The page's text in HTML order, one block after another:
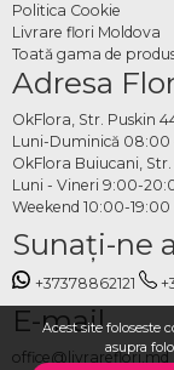
Acest site foloseste
asupra
Politica Cookie
Livrare flori Moldova
Toată gama de
Adresa
OkFlora, Str. Puskin
Luni-Duminică 08:00
OkFlora Buiucani,
Luni - Vineri 9:00-
Weekend 10:00-19:00
Sunaţi-ne
+37378862121
E-mail
office@livrareflori.md